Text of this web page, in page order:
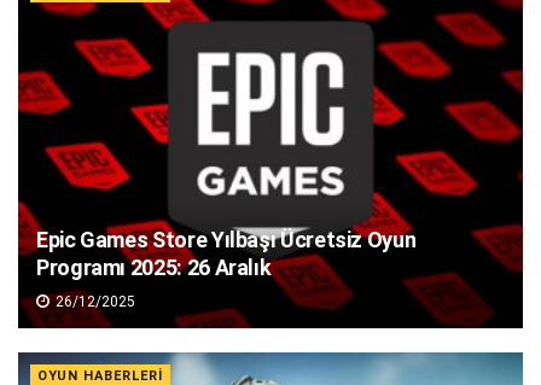
Epic Games Store Yılbaşı Ücretsiz Oyun
Programı 2025: 26 Aralık
26/12/2025
OYUN HABERLERI